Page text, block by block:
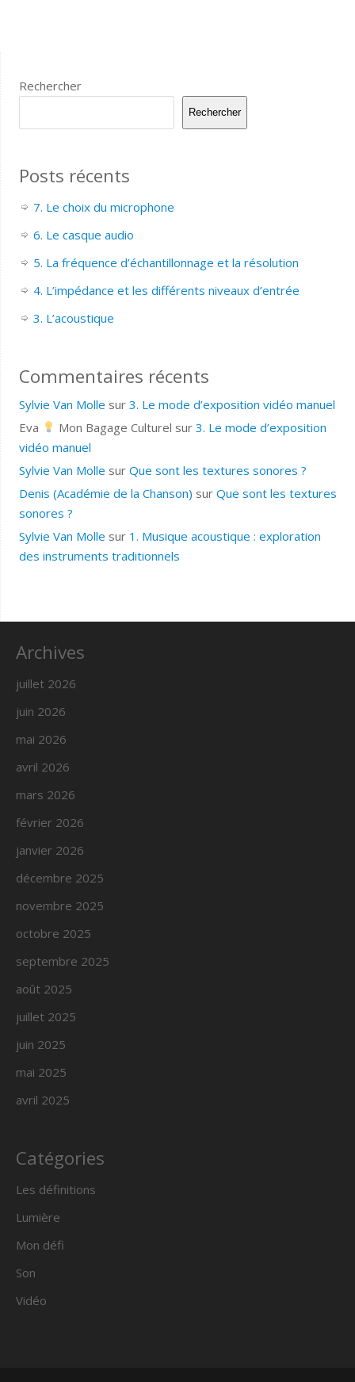
Rechercher
Rechercher
Posts récents
7. Le choix du microphone
6. Le casque audio
5. La fréquence d’échantillonnage et la résolution
4. L’impédance et les différents niveaux d’entrée
3. L’acoustique
Commentaires récents
Sylvie Van Molle sur 3. Le mode d’exposition vidéo manuel
Eva
Mon Bagage Culturel sur 3. Le mode d’exposition
vidéo manuel
Sylvie Van Molle sur Que sont les textures sonores ?
Denis (Académie de la Chanson) sur Que sont les textures
sonores ?
Sylvie Van Molle sur 1. Musique acoustique : exploration
des instruments traditionnels
Archives
juillet 2026
juin 2026
mai 2026
avril 2026
mars 2026
février 2026
janvier 2026
décembre 2025
novembre 2025
octobre 2025
septembre 2025
août 2025
juillet 2025
juin 2025
mai 2025
avril 2025
Catégories
Les définitions
Lumière
Mon défi
Son
Vidéo